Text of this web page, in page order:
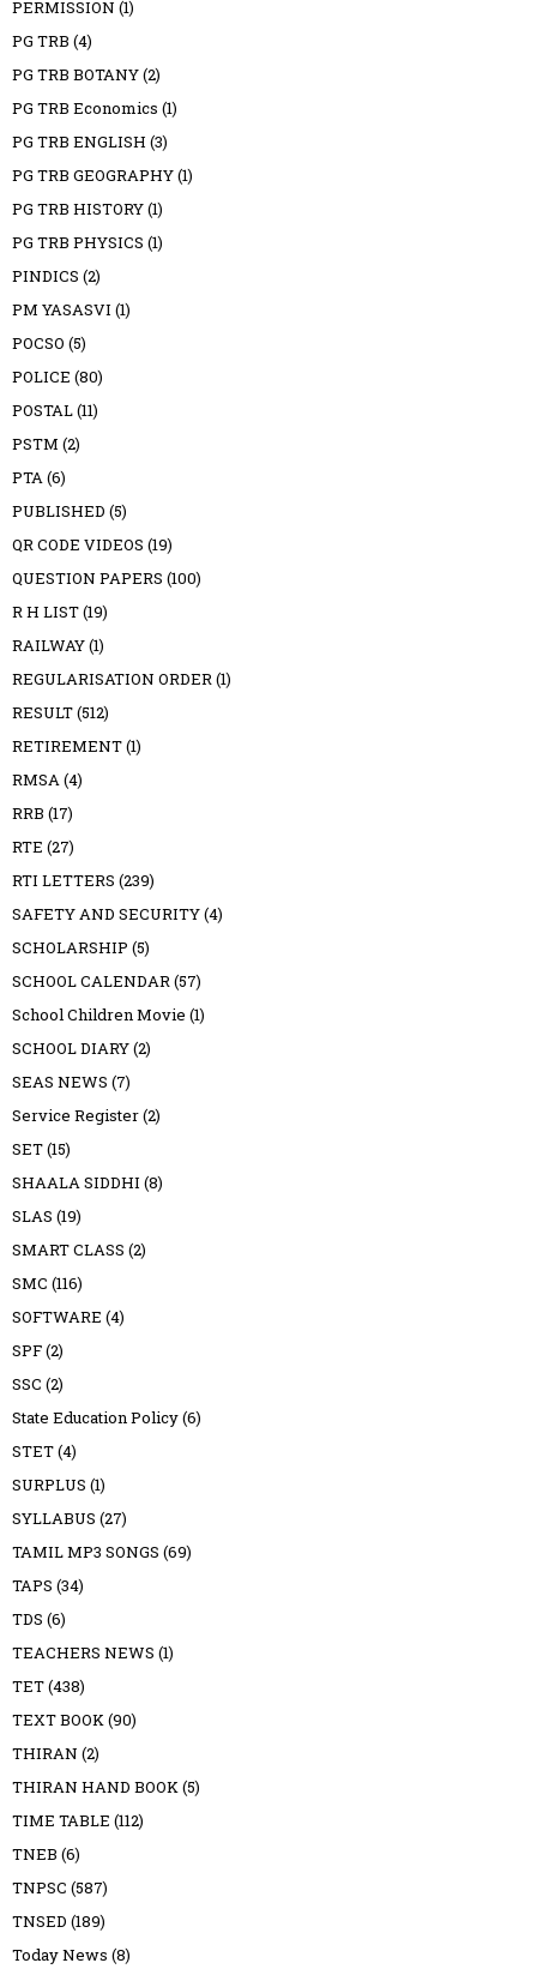
PERMISSION (1)
PG TRB (4)
PG TRB BOTANY(2)
PG TRB Economics (1)
PG TRB ENGLISH (3)
PG TRB GEOGRAPHY(1)
PG TRB HISTORY(1)
PG TRB PHYSICS (1)
PINDICS (2)
PM YASASVI (1)
POCSO (5)
POLICE (80)
POSTAL(11)
PSTM (2)
PTA(6)
PUBLISHED (5)
QR CODE VIDEOS (19)
QUESTION PAPERS (100)
R H LIST(19)
RAILWAY(1)
REGULARISATION ORDER(1)
RESULT(512)
RETIREMENT(1)
RMSA(4)
RRB (17)
RTE (27)
RTI LETTERS (239)
SAFETY AND SECURITY(4)
SCHOLARSHIP (5)
SCHOOL CALENDAR(57)
School Children Movie (1)
SCHOOL DIARY(2)
SEAS NEWS (7)
Service Register(2)
SET(15)
SHAALA SIDDHI (8)
SLAS (19)
SMART CLASS (2)
SMC (116)
SOFTWARE (4)
SPF(2)
SSC (2)
State Education Policy(6)
STET(4)
SURPLUS (1)
SYLLABUS (27)
TAMIL MP3 SONGS (69)
TAPS (34)
TDS (6)
TEACHERS NEWS (1)
TET(438)
TEXT BOOK(90)
THIRAN (2)
THIRAN HAND BOOK(5)
TIME TABLE (112)
TNEB (6)
TNPSC (587)
TNSED (189)
Today News (8)